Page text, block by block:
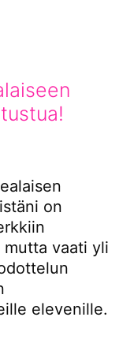
on
vaati yli
elevenille.